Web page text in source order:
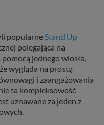
popularneStand Up
polegająca na
jednego wiosła,
wygląda na prostą
i zaangażowania
ta kompleksowość
uznawane za jeden z